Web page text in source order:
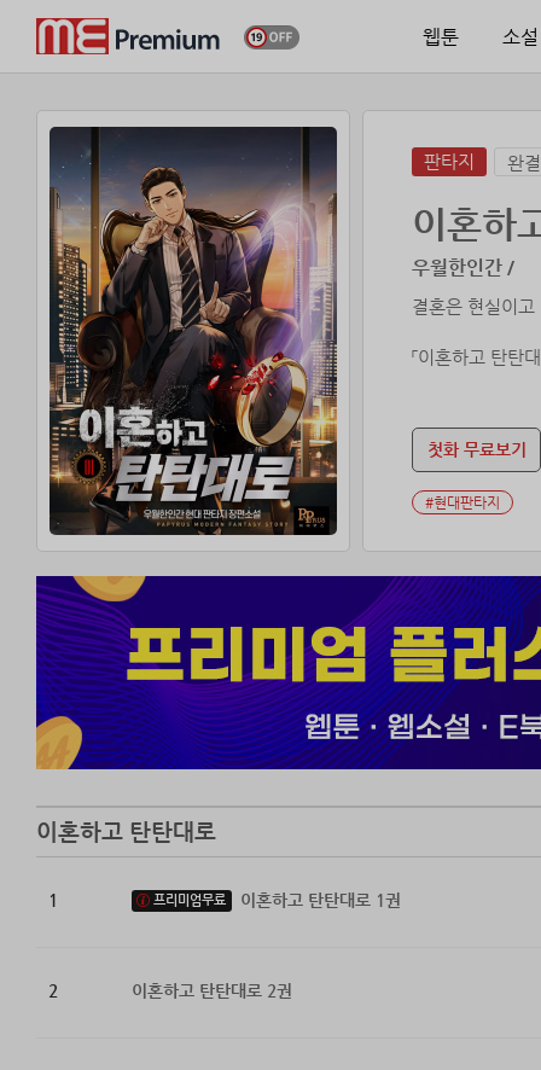
웹툰 소설
판타지 완결
이혼하
우월한인간 /
결혼은 현실이
「이혼하고 탄탄대
가정을 위해 평
˝우선은 코인부
다시는 호구처럼
악몽 같은 결혼
나 김봉진의 화
첫화 무료보기
#현대판타지
이혼하고 탄탄대로
1 프리미엄무료 이혼하고 탄탄대로 1권
2 이혼하고 탄탄대로 2권